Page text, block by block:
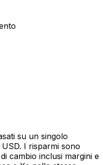
su un singolo
I risparmi sono
cambio inclusi margini e